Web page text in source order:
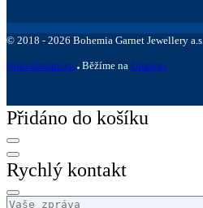
© 2018 - 2026 Bohemia Garnet Jewellery a.s.
sniperdesign.cz Běžíme na Upgates
Přidáno do košíku
Rychlý kontakt